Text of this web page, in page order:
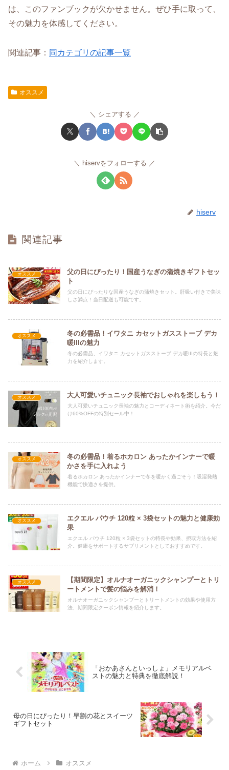
は、このファンブックが欠かせません。ぜひ手に取って、
その魅力を体感してください。
関連記事： 同カテゴリの記事一覧
オススメ
シェアする
hiservをフォローする
hiserv
関連記事
オススメ
父の日にぴったり！国産うなぎの蒲焼きギフトセッ
ト
父の日にぴったりな国産うなぎの蒲焼きセット。肝吸い付きで美味
しさ満点！当日配送も可能です。
オススメ
冬の必需品！イワタニ カセットガスストーブ デカ
暖IIIの魅力
冬の必需品、イワタニ カセットガスストーブ デカ暖IIIの特長と魅
力を紹介します。
オススメ 大人可愛いチュニック長袖でおしゃれを楽しもう！
大人可愛いチュニック長袖の魅力とコーディネート術を紹介。今だ
け60%OFFの特別セール中！
オススメ
冬の必需品！着るホカロン あったかインナーで暖
かさを手に入れよう
着るホカロン あったかインナーで冬を暖かく過ごそう！吸湿発熱
機能で快適さを提供。
オススメ
エクエル パウチ 120粒 × 3袋セットの魅力と健康効
果
エクエル パウチ 120粒 × 3袋セットの特長や効果、摂取方法を紹
介。健康をサポートするサプリメントとしておすすめです。
オススメ
【期間限定】オルナオーガニックシャンプーとトリ
ートメントで髪の悩みを解消！
オルナオーガニックシャンプーとトリートメントの効果や使用方
法、期間限定クーポン情報を紹介します。
「おかあさんといっしょ」メモリアルベ
ストの魅力と特典を徹底解説！
母の日にぴったり！早割の花とスイーツ
ギフトセット
ホーム オススメ